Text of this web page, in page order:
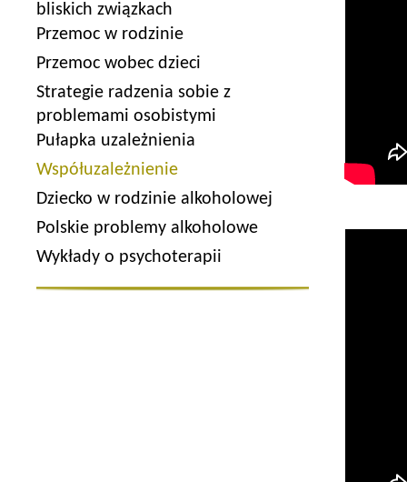
bliskich związkach
Przemoc w rodzinie
Przemoc wobec dzieci
Strategie radzenia sobie z
problemami osobistymi
Pułapka uzależnienia
Współuzależnienie
Dziecko w rodzinie alkoholowej
Polskie problemy alkoholowe
Wykłady o psychoterapii